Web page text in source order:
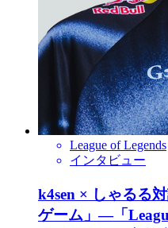
League of Legends
インタビュー
k4sen × しゃるる
ゲーム」―「